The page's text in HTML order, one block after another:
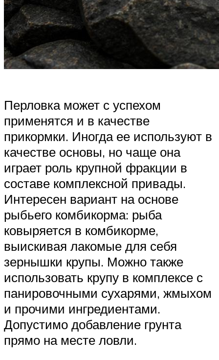
Перловка может с успехом
применятся и в качестве
прикормки. Иногда ее используют в
качестве основы, но чаще она
играет роль крупной фракции в
составе комплексной привады.
Интересен вариант на основе
рыбьего комбикорма: рыба
ковыряется в комбикорме,
выискивая лакомые для себя
зернышки крупы. Можно также
использовать крупу в комплексе с
панировочными сухарями, жмыхом
и прочими ингредиентами.
Допустимо добавление грунта
прямо на месте ловли.